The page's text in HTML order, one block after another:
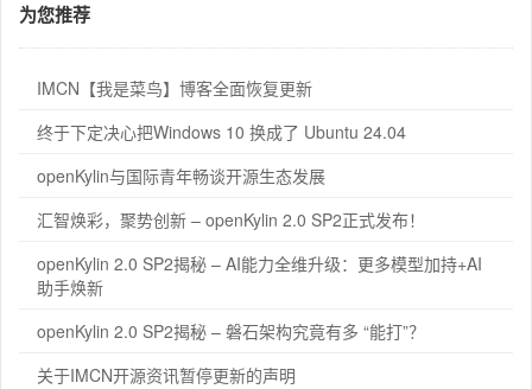
为您推荐
IMCN【我是菜鸟】博客全面恢复更新
终于下定决心把Windows 10 换成了 Ubuntu 24.04
openKylin与国际青年畅谈开源生态发展
汇智焕彩，聚势创新 – openKylin 2.0 SP2正式发布！
openKylin 2.0 SP2揭秘 – AI能力全维升级：更多模型加持+AI
助手焕新
openKylin 2.0 SP2揭秘 – 磐石架构究竟有多 “能打”？
关于IMCN开源资讯暂停更新的声明